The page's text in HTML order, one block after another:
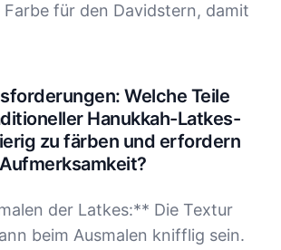
für den Davidstern, damit
Welche Teile
Hanukkah-Latkes-
zu färben und erfordern
der Latkes:** Die Textur
beim Ausmalen knifflig sein.